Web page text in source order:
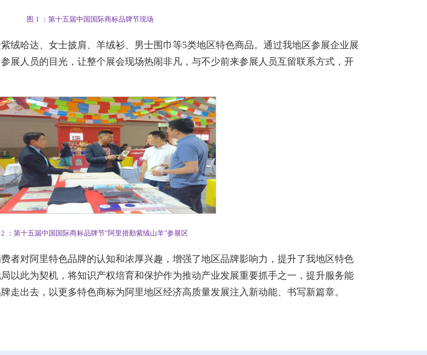
图 1 ：第十五届中国国际商标品牌节现场
绒哈达、女士披肩、羊绒衫、男士围巾等5类地区特色商品。通过我地区参展企业展
展人员的目光，让整个展会现场热闹非凡，与不少前来参展人员互留联系方式，开
2 ：第十五届中国国际商标品牌节“阿里措勤紫绒山羊”参展区
者对阿里特色品牌的认知和浓厚兴趣，增强了地区品牌影响力，提升了我地区特色
以此为契机，将知识产权培育和保护作为推动产业发展重要抓手之一，提升服务能
走出去，以更多特色商标为阿里地区经济高质量发展注入新动能、书写新篇章。